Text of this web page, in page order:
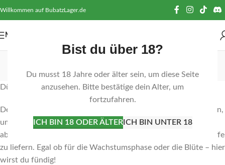
Bist du über 18?
Du musst 18 Jahre oder älter sein, um diese Seite
anzusehen. Bitte bestätige dein Alter, um
fortzufahren.
ICH BIN 18 ODER ÄLTERICH BIN UNTER 18
Willkommen auf BubatzLager.de
MENÜ
Kategorien
Dünger: Nahrung für deine grünen Lieblinge
Deine Pflanzen haben Hunger! Gib ihnen das, was sie brauchen,
um groß und stark zu werden. Unsere Dünger sind perfekt
abgestimmt, um deinen grünen Lieblingen die besten Nährstoffe
zu liefern. Egal ob für die Wachstumsphase oder die Blüte – hier
wirst du fündig!